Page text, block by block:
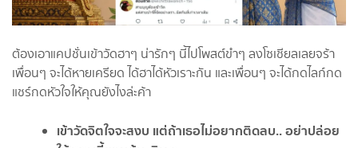
ต้องเอาแคปชั่นเข้าวัดฮาๆ น่ารักๆ นี้ไปโพสต์ขำๆ ลงโซเชียลเลยจร้า
เพื่อนๆ จะได้หายเครียด ได้ฮาได้หัวเราะกัน และเพื่อนๆ จะได้กดไลก์กด
แชร์กดหัวใจให้คุณยังไงล่ะค้า
เข้าวัดจิตใจจะสงบ แต่ถ้าเธอไม่อยากติดลบ.. อย่าปล่อย